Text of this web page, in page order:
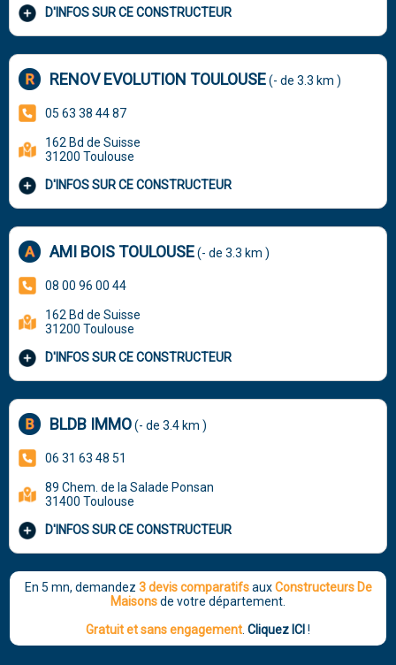
D'INFOS SUR CE CONSTRUCTEUR
RENOV EVOLUTION TOULOUSE(- de 3.3 km )
05 63 38 44 87
162 Bd de Suisse
31200 Toulouse
D'INFOS SUR CE CONSTRUCTEUR
AMI BOIS TOULOUSE(- de 3.3 km )
08 00 96 00 44
162 Bd de Suisse
31200 Toulouse
D'INFOS SUR CE CONSTRUCTEUR
BLDB IMMO(- de 3.4 km )
06 31 63 48 51
89 Chem. de la Salade Ponsan
31400 Toulouse
D'INFOS SUR CE CONSTRUCTEUR
En 5 mn, demandez 3 devis comparatifsauxConstructeurs De
Maisonsde votre département.
Gratuit et sans engagement Cliquez ICI !